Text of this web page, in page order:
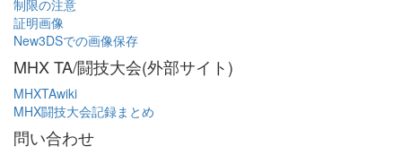
制限の注意
証明画像
New3DSでの画像保存
MHX TA/闘技大会(外部サイト)
MHXTAwiki
MHX闘技大会記録まとめ
問い合わせ